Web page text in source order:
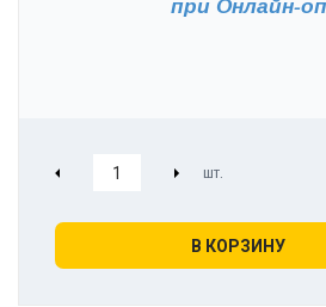
при Онлайн-
В КОРЗИНУ